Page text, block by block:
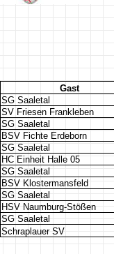
Gast
SG Saaletal
SV Friesen Frankleben
SG Saaletal
BSV Fichte Erdeborn
SG Saaletal
HC Einheit Halle 05
SG Saaletal
BSV Klostermansfeld
SG Saaletal
HSV Naumburg-Stößen
SG Saaletal
Schraplauer SV